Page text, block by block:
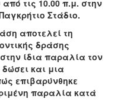
τις 10.00 π.μ. στην
Στάδιο.
αποτελεί τη
δράσης
ίδια παραλία τον
και μια
επιβαρύνθηκε
παραλία κατά